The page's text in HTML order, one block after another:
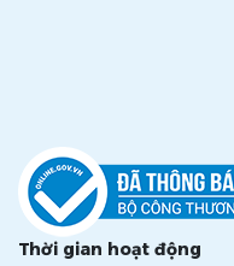
Thời gian hoạt động